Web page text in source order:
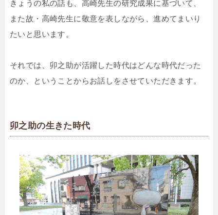
きょうの私の話も、高崎先生の研究成果に基づいて、
また故・高崎先生に敬意を表しながら、進めてまいり
たいと思います。
それでは、卯之助が活躍した時代はどんな時代だった
のか、ということからお話しをさせていただきます。
卯之助の生きた時代